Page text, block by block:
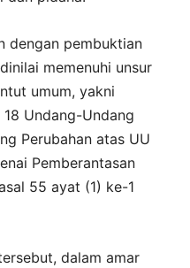
dengan pembuktian
memenuhi unsur
umum, yakni
Undang-Undang
Perubahan atas UU
Pemberantasan
55 ayat (1) ke-1
dalam amar